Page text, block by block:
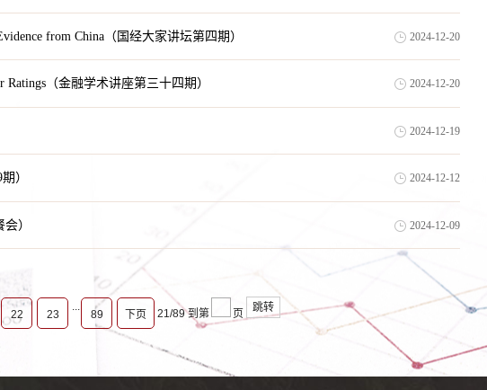
from China（国经大家讲坛第四期） 2024-12-20
Ratings（金融学术讲座第三十四期） 2024-12-20
2024-12-19
） 2024-12-12
） 2024-12-09
22 23 89 下页 21/89 到第 页
跳转